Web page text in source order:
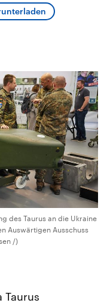
des Taurus an die Ukraine
Auswärtigen Ausschuss
/)
Taurus